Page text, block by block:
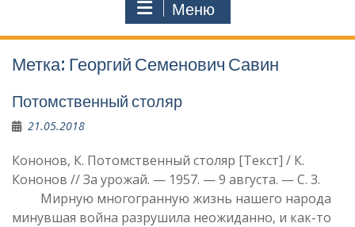
Меню
Метка: Георгий Семенович Савин
Потомственный столяр
21.05.2018
Кононов, К. Потомственный столяр [Текст] / К.
Кононов // За урожай. — 1957. — 9 августа. — С. 3.
Мирную многогранную жизнь нашего народа
минувшая война разрушила неожиданно, и как-то